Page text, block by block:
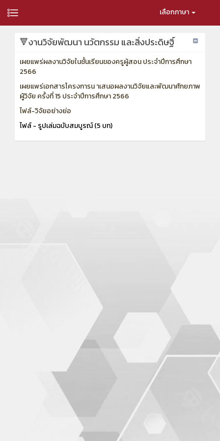
เลือกภาษา
🔻งานวิจัยพัฒนา นวัตกรรม และสิ่งประดิษฐิ์
เผยแพร่ผลงานวิจัยในชั้นเรียนของครูผู้สอน ประจำปีการศึกษา
2566
เผยแพร่เอกสารโครงการน าเสนอผลงานวิจัยและพัฒนาศักยภาพ
ผู้วิจัย ครั้งที่ 15 ประจำปีการศึกษา 2566
ไฟล์-วิจัยอย่างย่อ
ไฟล์ - รูปเล่มฉบับสมบูรณ์ (5 บท)